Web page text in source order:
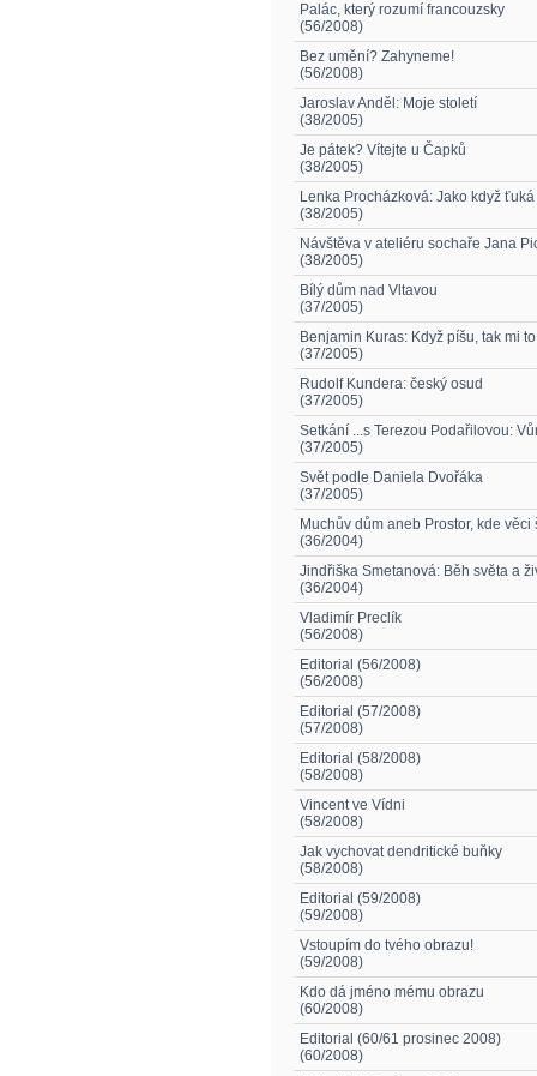
Palác, který rozumí francouzsky
(56/2008)
Bez umění? Zahyneme!
(56/2008)
Jaroslav Anděl: Moje století
(38/2005)
Je pátek? Vítejte u Čapků
(38/2005)
Lenka Procházková: Jako když
(38/2005)
Návštěva v ateliéru sochaře Jana
(38/2005)
Bílý dům nad Vltavou
(37/2005)
Benjamin Kuras: Když píšu, tak mi
(37/2005)
Rudolf Kundera: český osud
(37/2005)
Setkání ...s Terezou Podařilovou:
(37/2005)
Svět podle Daniela Dvořáka
(37/2005)
Muchův dům aneb Prostor, kde
(36/2004)
Jindřiška Smetanová: Běh světa a
(36/2004)
Vladimír Preclík
(56/2008)
Editorial (56/2008)
(56/2008)
Editorial (57/2008)
(57/2008)
Editorial (58/2008)
(58/2008)
Vincent ve Vídni
(58/2008)
Jak vychovat dendritické buňky
(58/2008)
Editorial (59/2008)
(59/2008)
Vstoupím do tvého obrazu!
(59/2008)
Kdo dá jméno mému obrazu
(60/2008)
Editorial (60/61 prosinec 2008)
(60/2008)